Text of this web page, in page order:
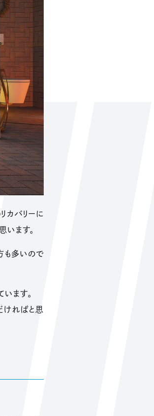
カバリーに
います。
も多いので
ます。
ければと思